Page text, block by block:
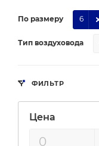
По размеру 6
Тип воздуховода
ФИЛЬТР
Цена